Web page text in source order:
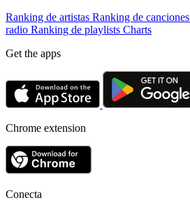
Ranking de artistas Ranking de canciones
radio Ranking de playlists Charts
Get the apps
Chrome extension
Conecta